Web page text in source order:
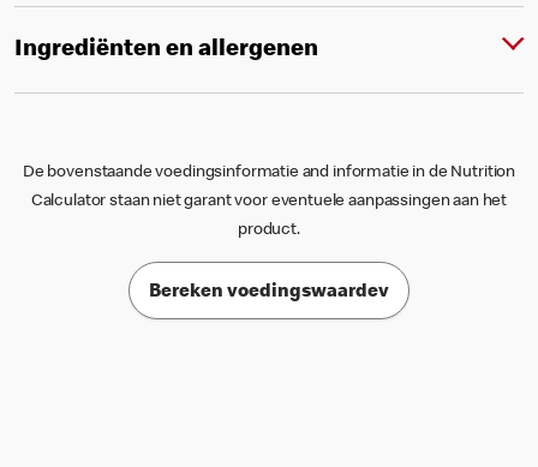
Ingrediënten en allergenen
De bovenstaande voedingsinformatie and informatie in de Nutrition
Calculator staan niet garant voor eventuele aanpassingen aan het
product.
Bereken voedingswaardev